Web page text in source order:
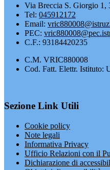
Via Breccia S. Giorgio 1,
Tel: 045912172
Email:
PEC:
C.F.: 93184420235
C.M. VRIC880008
Cod. Fatt. Elettr. Istituto:
Sezione Link Utili
Cookie policy
Note legali
Informativa Privacy
Ufficio Relazioni con il
Dichiarazione di